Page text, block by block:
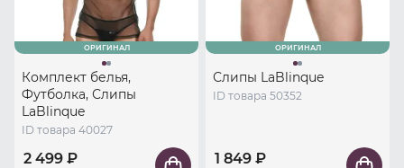
ОРИГИНАЛ
Комплект белья,
Футболка, Слипы
LaBlinque
ID товара 40027
2 499 ₽
ОРИГИНАЛ
Слипы LaBlinque
ID товара 50352
1 849 ₽